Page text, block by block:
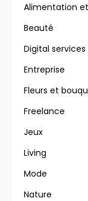
Alimentation
Beauté
Digital services
Entreprise
Fleurs et
Freelance
Jeux
Living
Mode
Nature